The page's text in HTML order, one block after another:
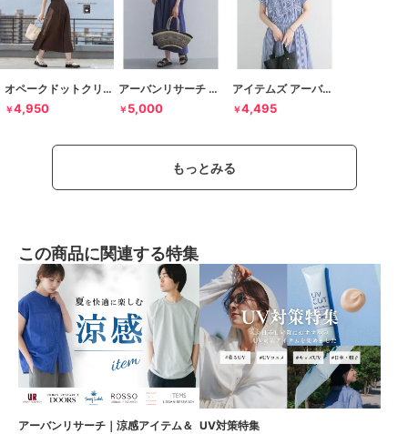
オペークドットクリップ
￥4,950
アーバンリサーチ ドアーズ
￥ 5,000
アイテムズ アーバンリサーチ
￥4,495
もっとみる
この商品に関連する特集
アーバンリサーチ｜涼感アイテム＆ UV対策特集